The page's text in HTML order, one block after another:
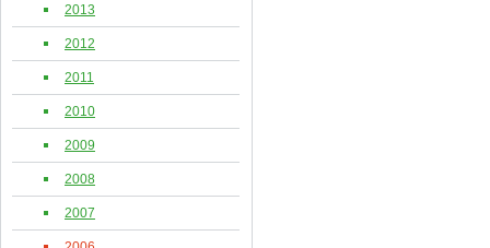
2013
2012
2011
2010
2009
2008
2007